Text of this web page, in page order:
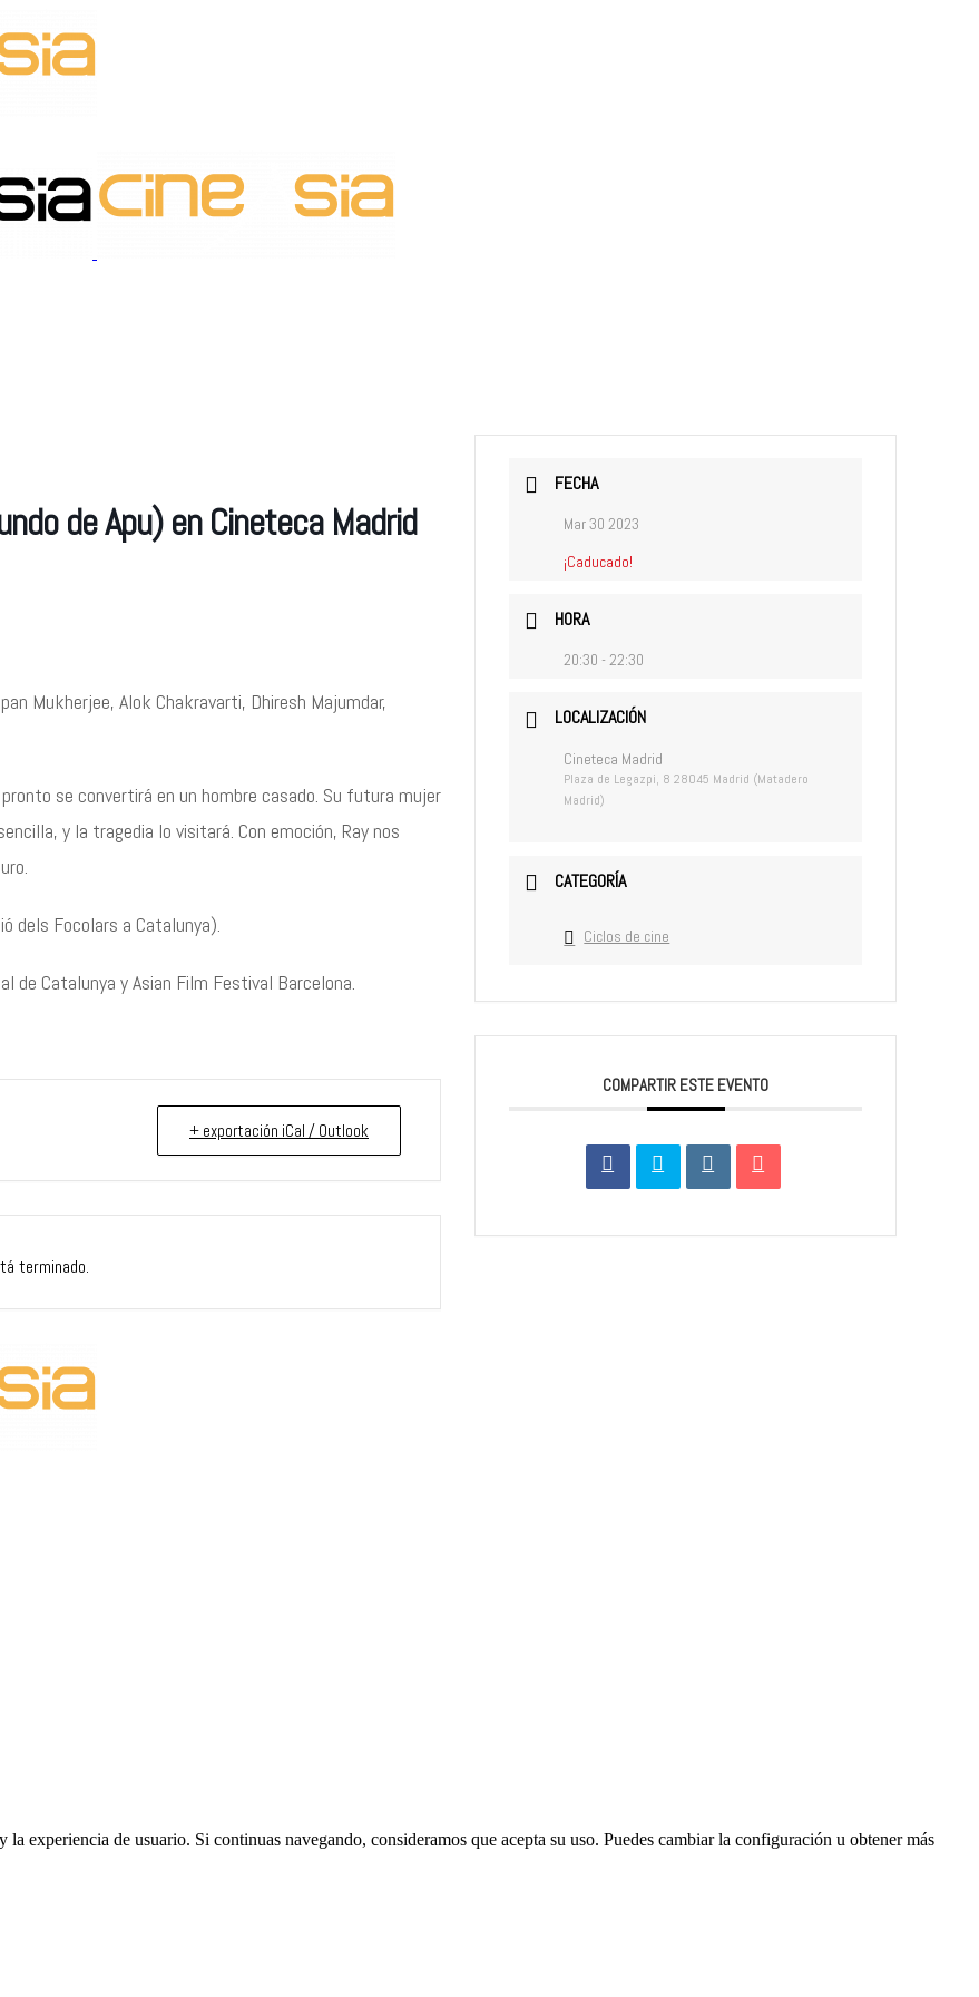
de Apu) en Cineteca Madrid
Mukherjee, Alok Chakravarti, Dhiresh Majumdar,
se convertirá en un hombre casado. Su futura mujer
y la tragedia lo visitará. Con emoción, Ray nos
dels Focolars a Catalunya).
de Catalunya y Asian Film Festival Barcelona.
+ exportación iCal / Outlook
terminado.
FECHA
Mar 30 2023
¡Caducado!
HORA
20:30 - 22:30
LOCALIZACIÓN
Cineteca Madrid
Plaza de Legazpi, 8 28045 Madrid (Matadero
Madrid)
CATEGORÍA
Ciclos de cine
COMPARTIR ESTE EVENTO
experiencia de usuario. Si continuas navegando, consideramos que acepta su uso. Puedes cambiar la configuración u obtener más